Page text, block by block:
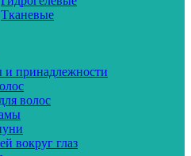
Тканевые
и принадлежности
волос
вокруг глаз